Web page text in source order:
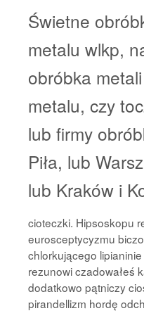
Świetne
metalu wlkp,
obróbka
metalu, czy
lub firmy
Piła, lub
lub Kraków i
cioteczki. Hipsoskopu
eurosceptycyzmu
chlorkującego
rezunowi czadowałeś
dodatkowo pątniczy
pirandellizm hordę